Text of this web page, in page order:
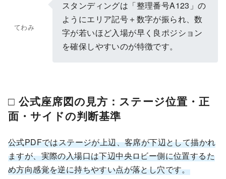
てわみ
スタンディングは「整理番号A123」の
ようにエリア記号＋数字が振られ、数
字が若いほど入場が早く良ポジション
を確保しやすいのが特徴です。
□ 公式座席図の見方：ステージ位置・正
面・サイドの判断基準
公式PDFではステージが上辺、客席が下辺として描かれ
ますが、実際の入場口は下辺中央ロビー側に位置するた
め方向感覚を逆に持ちやすい点が落とし穴です。